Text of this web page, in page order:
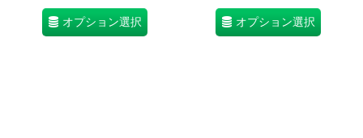
オプション選択 オプション選択